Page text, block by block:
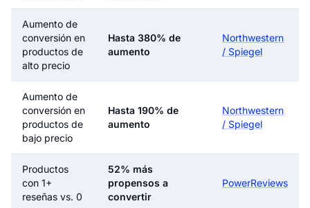
Aumento de
conversión en
productos de
alto precio
Hasta 380% de
aumento
Northwestern
/ Spiegel
Aumento de
conversión en
productos de
bajo precio
Hasta 190% de
aumento
Northwestern
/ Spiegel
Productos
con 1+
reseñas vs. 0
52% más
propensos a
convertir
PowerReviews